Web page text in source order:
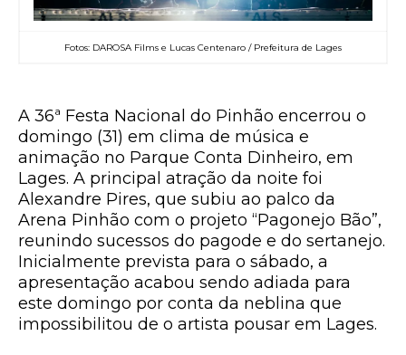
Fotos: DAROSA Films e Lucas Centenaro / Prefeitura de Lages
A 36ª Festa Nacional do Pinhão encerrou o
domingo (31) em clima de música e
animação no Parque Conta Dinheiro, em
Lages. A principal atração da noite foi
Alexandre Pires, que subiu ao palco da
Arena Pinhão com o projeto “Pagonejo Bão”,
reunindo sucessos do pagode e do sertanejo.
Inicialmente prevista para o sábado, a
apresentação acabou sendo adiada para
este domingo por conta da neblina que
impossibilitou de o artista pousar em Lages.